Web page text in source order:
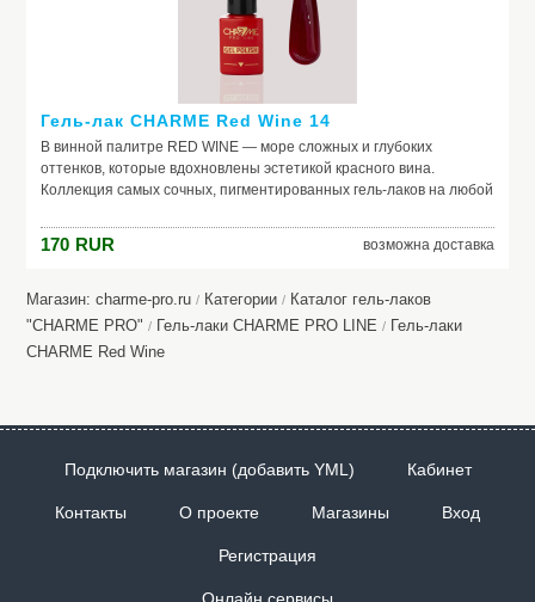
Гель-лак CHARME Red Wine 14
В винной палитре RED WINE — море сложных и глубоких
оттенков, которые вдохновлены эстетикой красного вина.
Коллекция самых сочных, пигментированных гель-лаков на любой
вдохновением. Скорее открывай свой, как бутылку изысканного
вина, и пили шедевральные nails.
170 RUR возможна доставка
Магазин: charme-pro.ru / Категории / Каталог гель-лаков
"CHARME PRO" / Гель-лаки CHARME PRO LINE / Гель-лаки
CHARME Red Wine
Подключить магазин (добавить YML) Кабинет
Контакты О проекте Магазины Вход
Регистрация